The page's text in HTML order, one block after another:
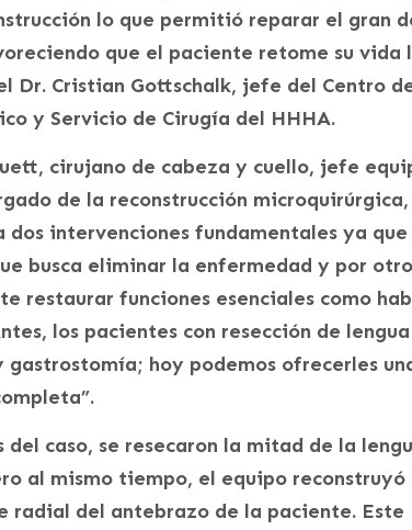
lo que permitió reparar el gran
que el paciente retome su vida
Dr. Cristian Gottschalk, jefe del Centro
y Servicio de Cirugía del HHHA.
cirujano de cabeza y cuello, jefe
de la reconstrucción
intervenciones fundamentales ya que
busca eliminar la enfermedad y por
restaurar funciones esenciales como
los pacientes con resección de lengua
hoy podemos ofrecerles
caso, se resecaron la mitad de la
al mismo tiempo, el equipo reconstruyó
radial del antebrazo de la paciente. Este